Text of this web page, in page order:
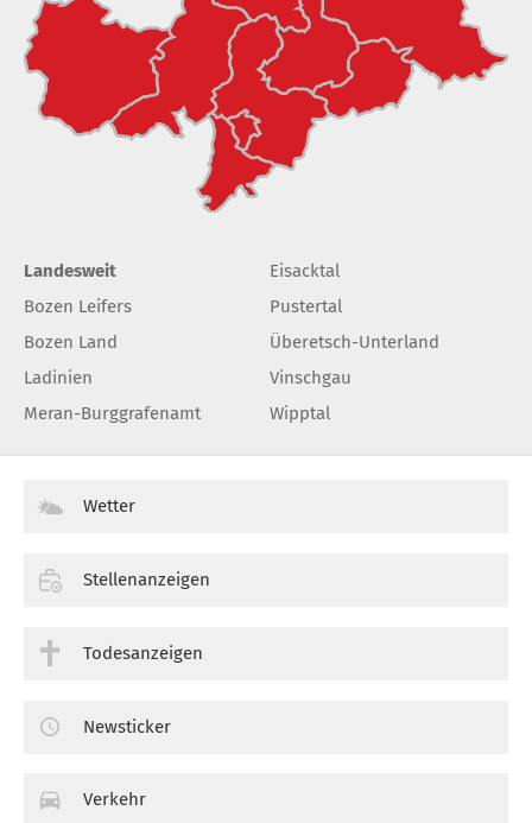
Landesweit
Bozen Leifers
Bozen Land
Ladinien
Meran-Burggrafenamt
Eisacktal
Pustertal
Überetsch-Unterland
Vinschgau
Wipptal
Wetter
Stellenanzeigen
Todesanzeigen
Newsticker
Verkehr